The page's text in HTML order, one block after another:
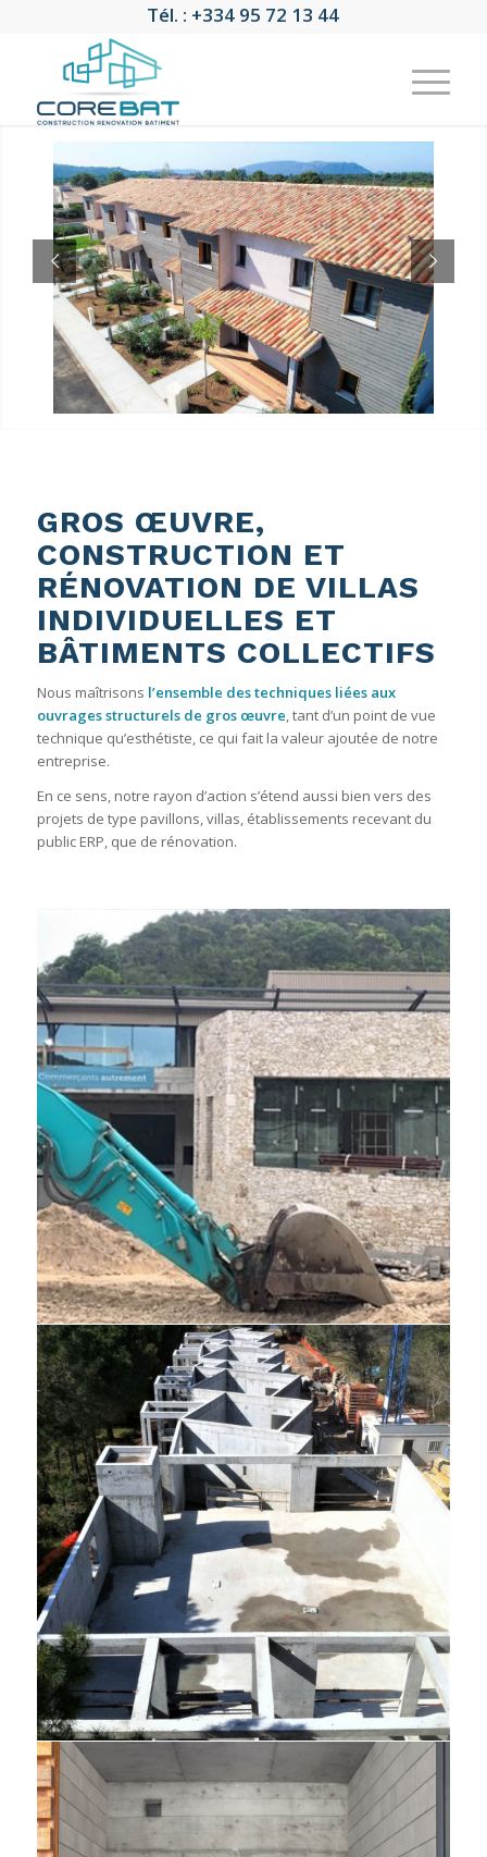
Tél. : +334 95 72 13 44
GROS ŒUVRE,
CONSTRUCTION ET
RÉNOVATION DE VILLAS
INDIVIDUELLES ET
BÂTIMENTS COLLECTIFS
Nous maîtrisons l’ensemble des techniques liées aux
ouvrages structurels de gros œuvre, tant d’un point de vue
technique qu’esthétiste, ce qui fait la valeur ajoutée de notre
entreprise.
En ce sens, notre rayon d’action s’étend aussi bien vers des
projets de type pavillons, villas, établissements recevant du
public ERP, que de rénovation.